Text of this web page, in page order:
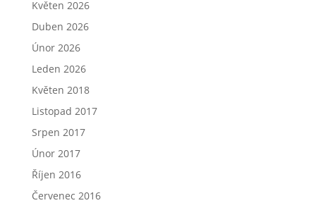
Květen 2026
Duben 2026
Únor 2026
Leden 2026
Květen 2018
Listopad 2017
Srpen 2017
Únor 2017
Říjen 2016
Červenec 2016